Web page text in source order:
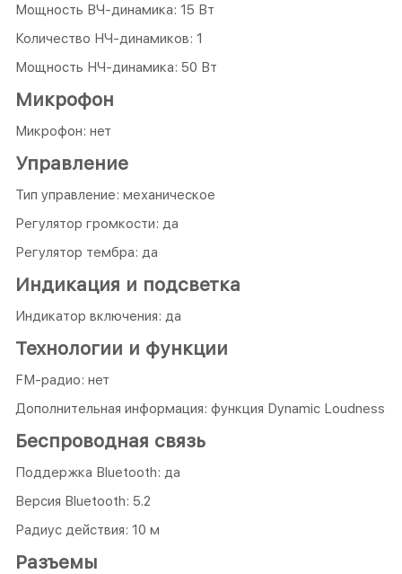
Мощность ВЧ-динамика: 15 Вт
Количество НЧ-динамиков: 1
Мощность НЧ-динамика: 50 Вт
Микрофон
Микрофон: нет
Управление
Тип управление: механическое
Регулятор громкости: да
Регулятор тембра: да
Индикация и подсветка
Индикатор включения: да
Технологии и функции
FM-радио: нет
Дополнительная информация: функция Dynamic Loudness
Беспроводная связь
Поддержка Bluetooth: да
Версия Bluetooth: 5.2
Радиус действия: 10 м
Разъемы